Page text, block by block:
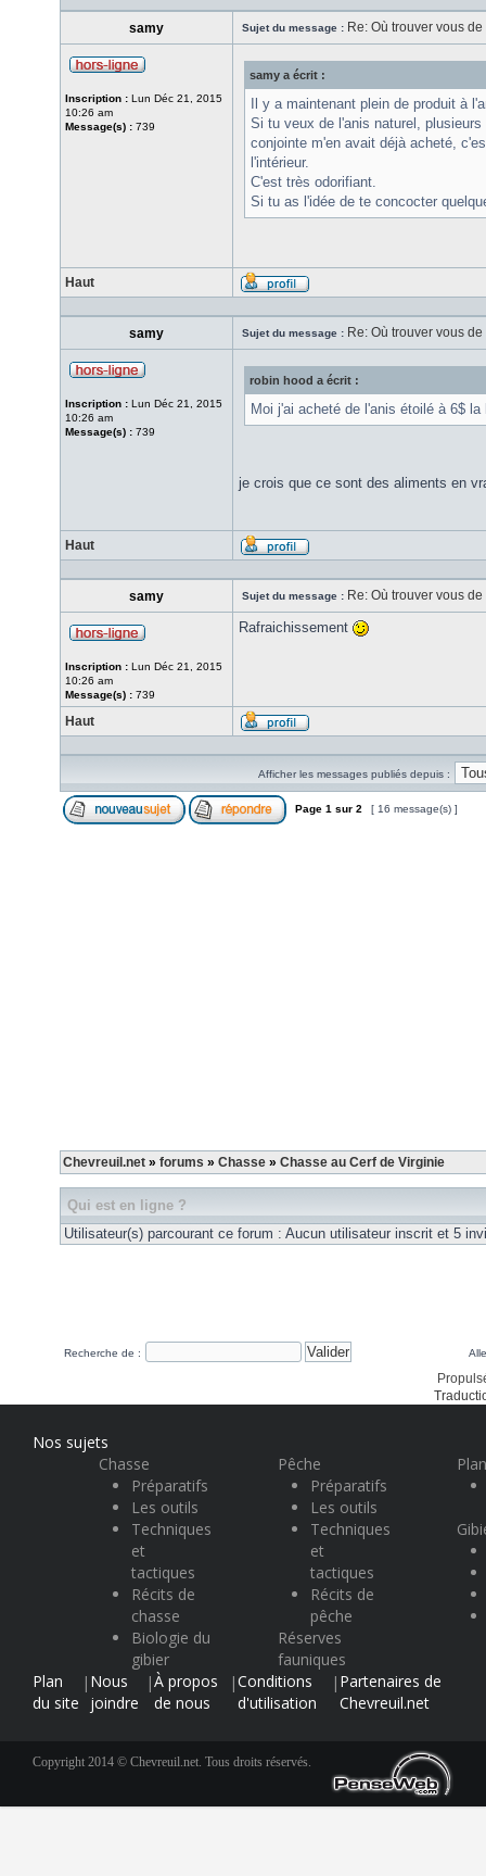
samy Sujet du message : Re: Où trouver vous
Inscription : Lun Déc 21, 2015
10:26 am
Message(s) : 739
samy a écrit :
Il y a maintenant plein de produit à
Si tu veux de l'anis naturel,
conjointe m'en avait déjà acheté,
l'intérieur.
C'est très odorifiant.
Si tu as l'idée de te concocter
Haut
samy Sujet du message : Re: Où trouver vous
Inscription : Lun Déc 21, 2015
10:26 am
Message(s) : 739
robin hood a écrit :
Moi j'ai acheté de l'anis étoilé à 6$
je crois que ce sont des aliments en
Haut
samy Sujet du message : Re: Où trouver vous
Inscription : Lun Déc 21, 2015
10:26 am
Message(s) : 739
Rafraichissement
Haut
Afficher les messages publiés depuis :
Page 1 sur 2 [ 16 message(s) ]
Chevreuil.net » forums » Chasse » Chasse au Cerf de Virginie
Qui est en ligne ?
Utilisateur(s) parcourant ce forum : Aucun utilisateur inscrit et 5
Recherche de :
Nos sujets
Chasse
Préparatifs
Les outils
Techniques
et
tactiques
Récits de
chasse
Biologie du
gibier
Pêche
Préparatifs
Les outils
Techniques
et
tactiques
Récits de
pêche
Réserves
fauniques
Plan
du site
| Nous
joindre
|À propos
de nous
|Conditions
d'utilisation
| Partenaires de
Chevreuil.net
Copyright 2014 © Chevreuil.net. Tous droits réservés.